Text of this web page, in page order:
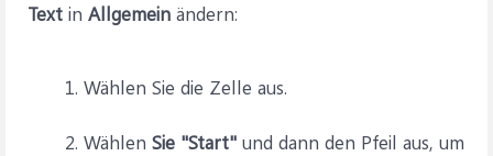
Text in Allgemein ändern:
Wählen Sie die Zelle aus.
Wählen Sie "Start" und dann den Pfeil aus, um